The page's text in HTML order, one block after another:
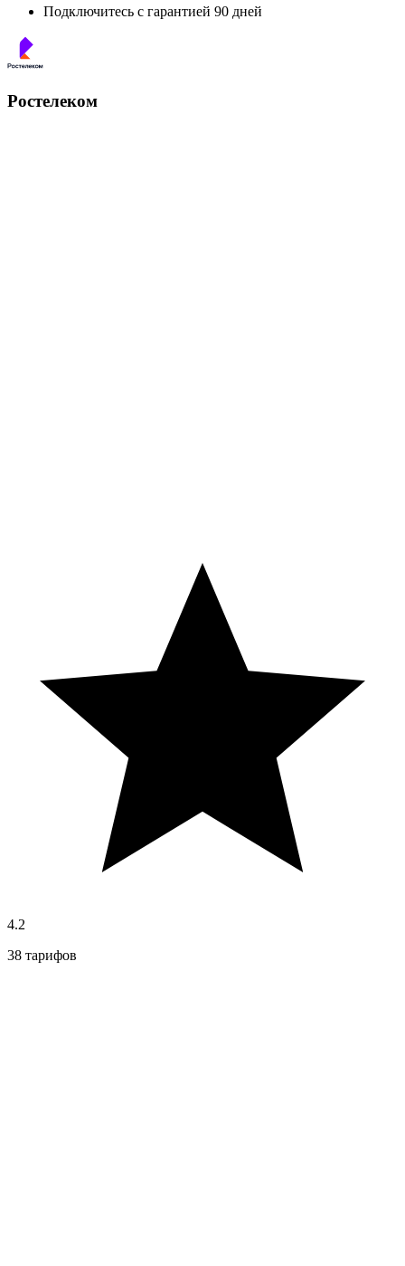
Подключитесь с гарантией 90 дней
Ростелеком
4.2
38 тарифов